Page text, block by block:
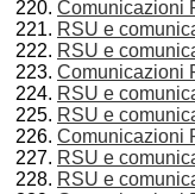
Comunicazioni
RSU e
RSU e
Comunicazioni
RSU e
RSU e
Comunicazioni
RSU e
RSU e